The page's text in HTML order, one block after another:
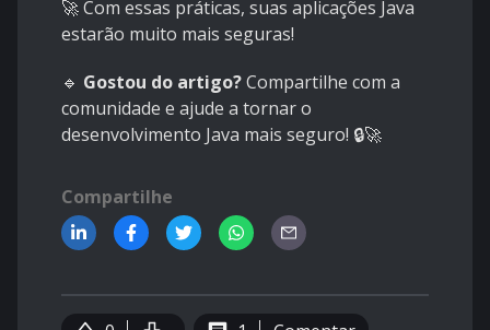
🚀 Com essas práticas, suas aplicações Java
estarão muito mais seguras!
🔹 Gostou do artigo?Compartilhe com a
comunidade e ajude a tornar o
desenvolvimento Java mais seguro! 🔒🚀
Compartilhe